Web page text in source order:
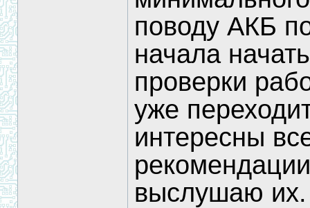
поводу АКБ
начала
проверки
уже
интересны
выслушаю их.